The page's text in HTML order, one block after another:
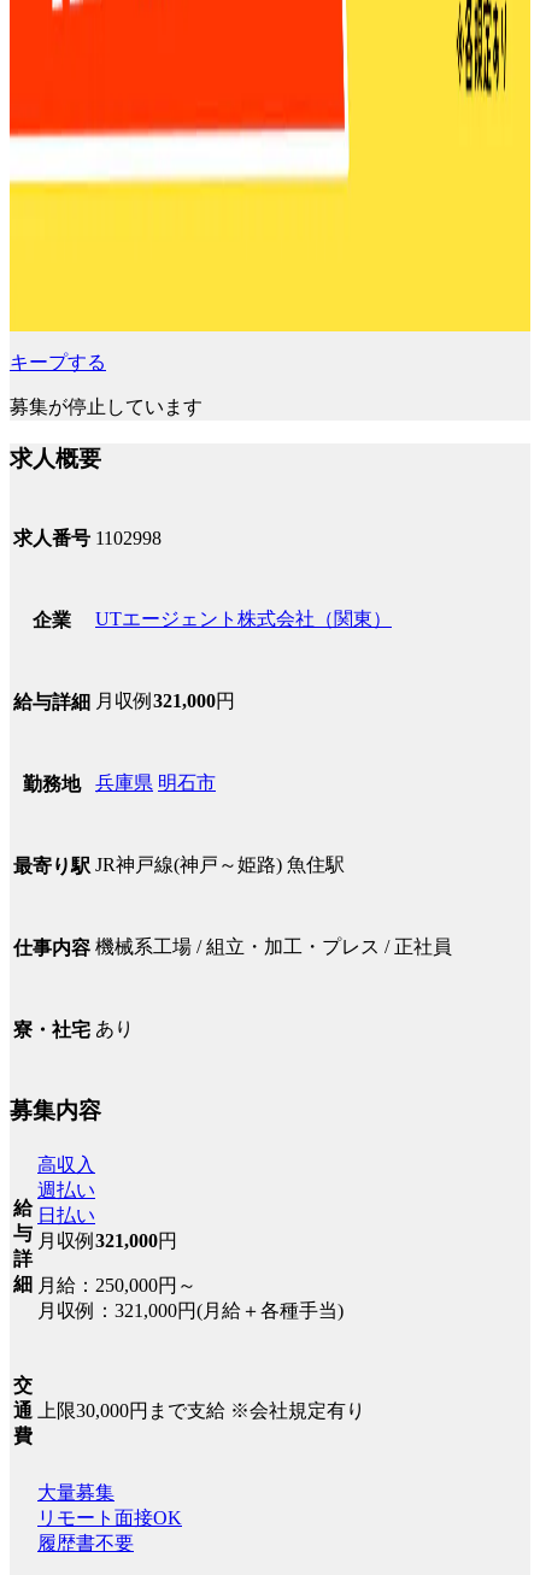
キープする
募集が停止しています
求人概要
求人番号 1102998
企業 UTエージェント株式会社（関東）
給与詳細 月収例 321,000円
勤務地 兵庫県 明石市
最寄り駅 JR神戸線(神戸～姫路) 魚住駅
仕事内容 機械系工場 / 組立・加工・プレス / 正社員
寮・社宅 あり
募集内容
給
与
詳
細
高収入
週払い
日払い
月収例 321,000円
月給：250,000円～
月収例：321,000円(月給＋各種手当)
交
通
費
上限30,000円まで支給 ※会社規定有り
大量募集
リモート面接OK
履歴書不要